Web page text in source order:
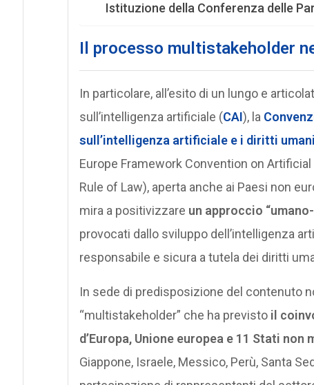
Istituzione della Conferenza delle
Il processo multistakeholder
In particolare, all’esito di un lungo e
sull’intelligenza artificiale (CAI), la
sull’intelligenza artificiale e i diritti
Europe Framework Convention on
Rule of Law), aperta anche ai Paesi non
mira a positivizzare un approccio
provocati dallo sviluppo dell’intelligenza
responsabile e sicura a tutela dei diritti
In sede di predisposizione del contenuto
“multistakeholder” che ha previstoil
d’Europa, Unione europea e 11 Stati non
Giappone, Israele, Messico, Perù, Santa